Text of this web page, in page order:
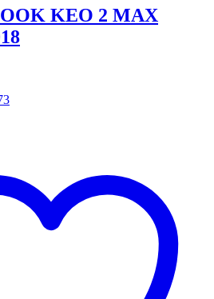
KEO 2 MAX